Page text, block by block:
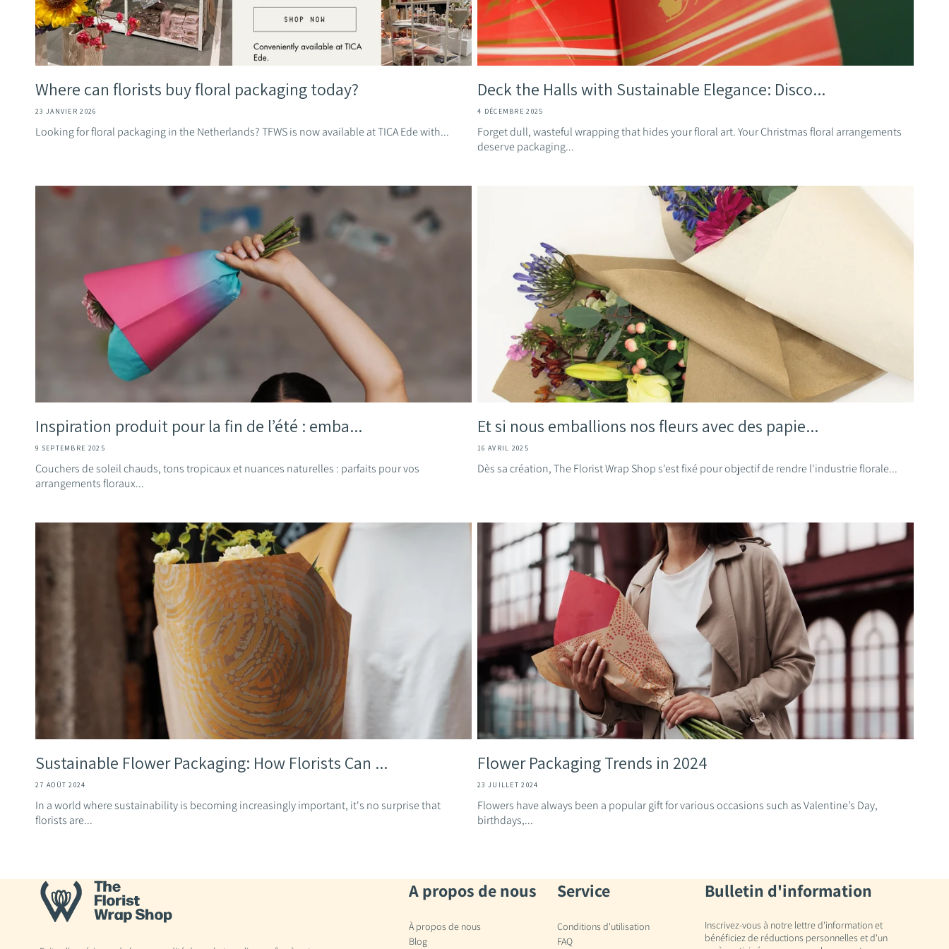
Where can florists buy floral packaging today?
23 JANVIER 2026
Looking for floral packaging in the Netherlands? TFWS is now available at TICA Ede with...
Deck the Halls with Sustainable Elegance: Disco...
4 DÉCEMBRE 2025
Forget dull, wasteful wrapping that hides your floral art. Your Christmas floral arrangements
deserve packaging...
Inspiration produit pour la fin de l’été : emba...
9 SEPTEMBRE 2025
Couchers de soleil chauds, tons tropicaux et nuances naturelles : parfaits pour vos
arrangements floraux...
Et si nous emballions nos fleurs avec des papie...
16 AVRIL 2025
Dès sa création, The Florist Wrap Shop s'est fixé pour objectif de rendre l'industrie florale...
Sustainable Flower Packaging: How Florists Can ...
27 AOÛT 2024
In a world where sustainability is becoming increasingly important, it's no surprise that
florists are...
Flower Packaging Trends in 2024
23 JUILLET 2024
Flowers have always been a popular gift for various occasions such as Valentine’s Day,
birthdays,...
A propos de nous
À propos de nous
Blog
Service
Conditions d'utilisation
FAQ
Bulletin d'information
Inscrivez-vous à notre lettre d'information et
bénéficiez de réductions personnelles et d'un